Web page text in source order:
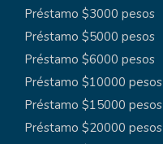
Préstamo $3000 pesos
Préstamo $5000 pesos
Préstamo $6000 pesos
Préstamo $10000 pesos
Préstamo $15000 pesos
Préstamo $20000 pesos